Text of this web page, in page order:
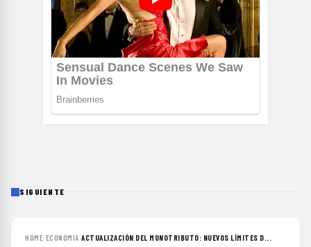
SIGUIENTE
HOME›ECONOMÍA›ACTUALIZACIÓN DEL MONOTRIBUTO: NUEVOS LÍMITES D...